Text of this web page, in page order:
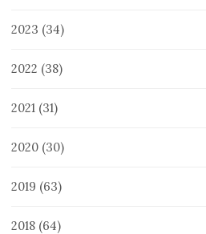
2023 (34)
2022 (38)
2021 (31)
2020 (30)
2019 (63)
2018 (64)